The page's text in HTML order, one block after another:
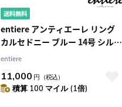
entiere アンティエーレ リング
カルセドニー ブルー 14号 シルバ
ー925 ロジウムメッキ レディー
entiere
11,000 円 （税込）
積算 100 マイル (1倍)